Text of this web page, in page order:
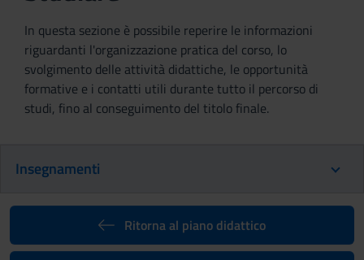
In questa sezione è possibile reperire le informazioni
riguardanti l'organizzazione pratica del corso, lo
svolgimento delle attività didattiche, le opportunità
formative e i contatti utili durante tutto il percorso di
studi, fino al conseguimento del titolo finale.
Insegnamenti
Ritorna al piano didattico